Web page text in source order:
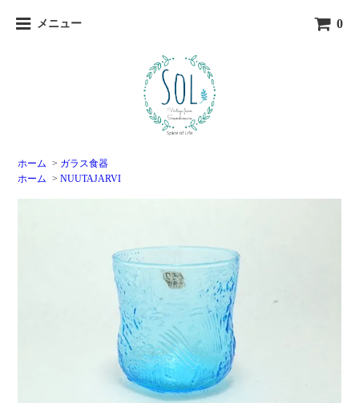
メニュー 0
ホーム > ガラス食器
ホーム >NUUTAJARVI